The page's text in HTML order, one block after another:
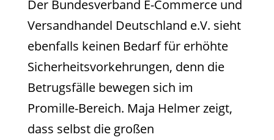
Der Bundesverband E-Commerce und
Versandhandel Deutschland e.V. sieht
ebenfalls keinen Bedarf für erhöhte
Sicherheitsvorkehrungen, denn die
Betrugsfälle bewegen sich im
Promille-Bereich. Maja Helmer zeigt,
dass selbst die großen